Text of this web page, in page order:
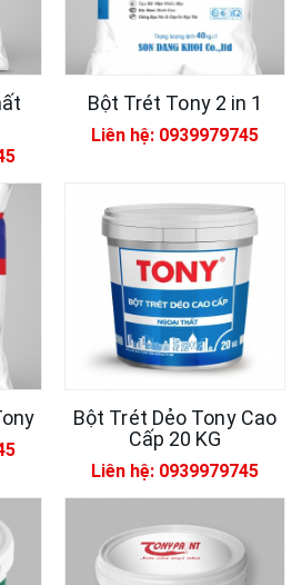
Bột Trét Tony 2 in 1
Liên hệ: 0939979745
Bột Trét Dẻo Tony Cao
Cấp 20 KG
Liên hệ: 0939979745